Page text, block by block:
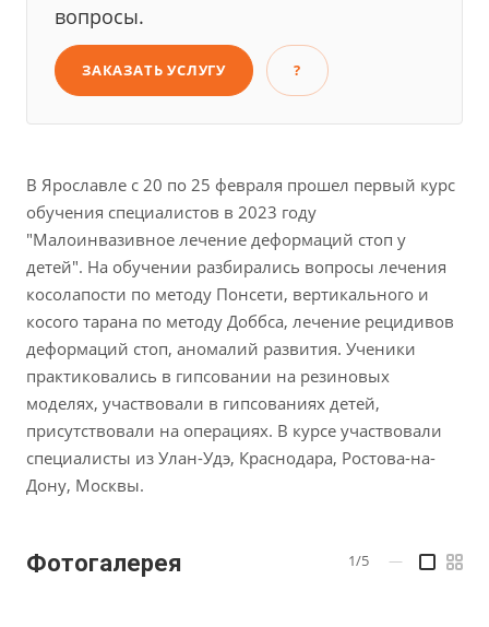
вопросы.
ЗАКАЗАТЬ УСЛУГУ ?
В Ярославле с 20 по 25 февраля прошел первый курс
обучения специалистов в 2023 году
"Малоинвазивное лечение деформаций стоп у
детей". На обучении разбирались вопросы лечения
косолапости по методу Понсети, вертикального и
косого тарана по методу Доббса, лечение рецидивов
деформаций стоп, аномалий развития. Ученики
практиковались в гипсовании на резиновых
моделях, участвовали в гипсованиях детей,
присутствовали на операциях. В курсе участвовали
специалисты из Улан-Удэ, Краснодара, Ростова-на-
Дону, Москвы.
Фотогалерея 1/5 —